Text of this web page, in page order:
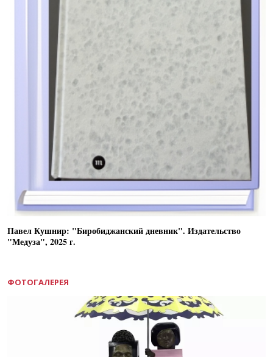
Павел Кушнир: "Биробиджанский дневник". Издательство
"Медуза", 2025 г.
ФОТОГАЛЕРЕЯ